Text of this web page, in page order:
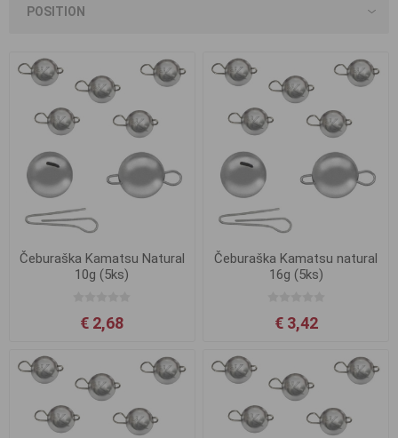
Čeburaška Kamatsu Natural
10g (5ks)
€ 2,68
Čeburaška Kamatsu natural
16g (5ks)
€ 3,42